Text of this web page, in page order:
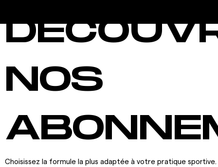
NOS
Choisissez la formule la plus adaptée à votre pratique sportive.